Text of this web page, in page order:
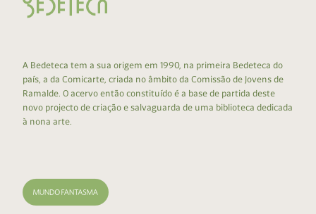
A Bedeteca tem a sua origem em 1990, na primeira Bedeteca do
país, a da Comicarte, criada no âmbito da Comissão de Jovens de
Ramalde. O acervo então constituído é a base de partida deste
novo projecto de criação e salvaguarda de uma biblioteca dedicada
à nona arte.